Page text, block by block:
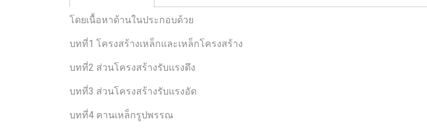
โดยเนื้อหาด้านในประกอบด้วย
บทที่1 โครงสร้างเหล็กและเหล็กโครงสร้าง
บทที่2 ส่วนโครงสร้างรับแรงดึง
บทที่3 ส่วนโครงสร้างรับแรงอัด
บทที่4 คานเหล็กรูปพรรณ